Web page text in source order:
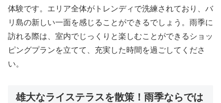
体験です。エリア全体がトレンディで洗練されており、バ
リ島の新しい一面を感じることができるでしょう。雨季に
訪れる際は、室内でじっくりと楽しむことができるショッ
ピングプランを立てて、充実した時間を過ごしてくださ
い。
雄大なライステラスを散策！雨季ならでは